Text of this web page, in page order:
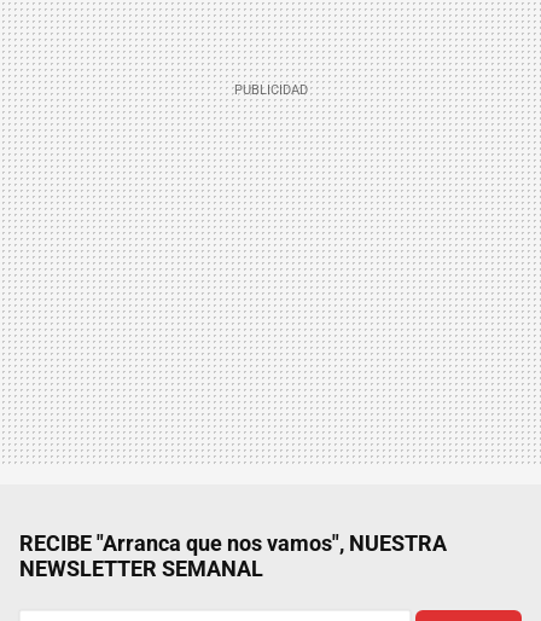
RECIBE "Arranca que nos vamos", NUESTRA
NEWSLETTER SEMANAL